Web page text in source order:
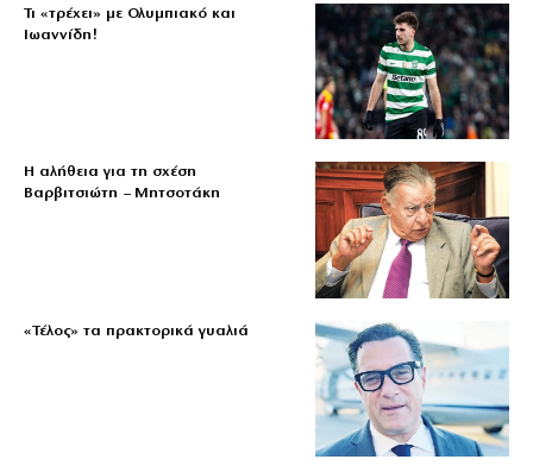
Τι «τρέχει» με Ολυμπιακό και
Ιωαννίδη!
Η αλήθεια για τη σχέση
Βαρβιτσιώτη – Μητσοτάκη
«Τέλος» τα πρακτορικά γυαλιά